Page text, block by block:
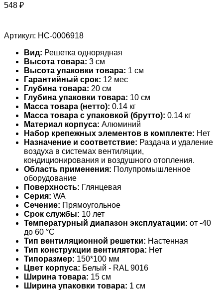
548 ₽
Артикул: НС-0006918
Вид: Решетка однорядная
Высота товара: 3 см
Высота упаковки товара: 1 см
Гарантийный срок: 12 мес
Глубина товара: 20 см
Глубина упаковки товара: 10 см
Масса товара (нетто): 0.14 кг
Масса товара с упаковкой (брутто): 0.14 кг
Материал корпуса: Алюминий
Набор крепежных элементов в комплекте: Нет
Назначение и соответствие: Раздача и удаление
воздуха в системах вентиляции,
кондиционирования и воздушного отопления.
Область применения: Полупромышленное
оборудование
Поверхность: Глянцевая
Серия: WA
Сечение: Прямоугольное
Срок службы: 10 лет
Температурный диапазон эксплуатации: от -40
до 60 °С
Тип вентиляционной решетки: Настенная
Тип конструкции вентилятора: Нет
Типоразмер: 150*100 мм
Цвет корпуса: Белый - RAL 9016
Ширина товара: 15 см
Ширина упаковки товара: 1 см